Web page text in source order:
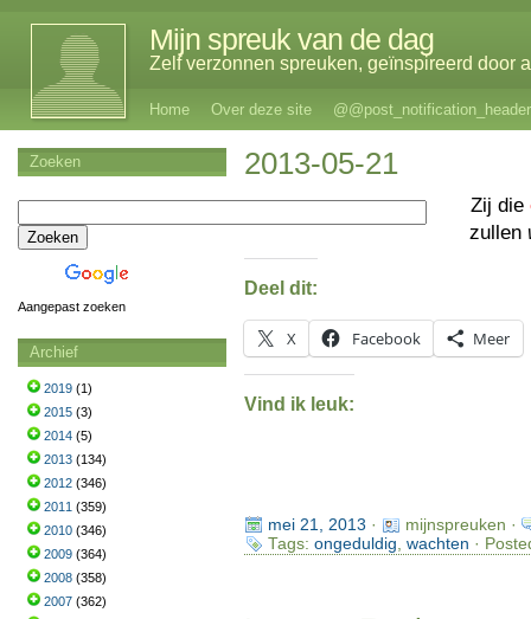
Mijn spreuk van de dag
Zelf verzonnen spreuken, geïnspireerd door
Home Over deze site @@post_notification_header
2013-05-21
Zij die
zullen
Deel dit:
X Facebook Meer
Vind ik leuk:
mei 21, 2013 ·
mijnspreuken ·
Tags: ongeduldig wachten ·
Zoeken
Aangepast zoeken
Archief
2019 (1)
2015 (3)
2014 (5)
2013 (134)
2012 (346)
2011 (359)
2010 (346)
2009 (364)
2008 (358)
2007 (362)